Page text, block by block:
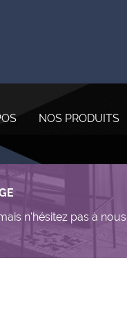
NOS PRODUITS
n'hésitez pas à nous